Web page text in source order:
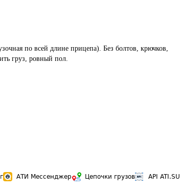
по всей длине прицепа). Без болтов, крючков,
груз, ровный пол.
АТИ Мессенджер Цепочки грузов API ATI.SU